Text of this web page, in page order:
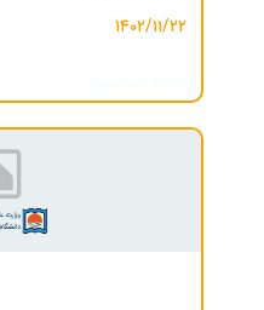
۱۴۰۲/۱۱/۲۲